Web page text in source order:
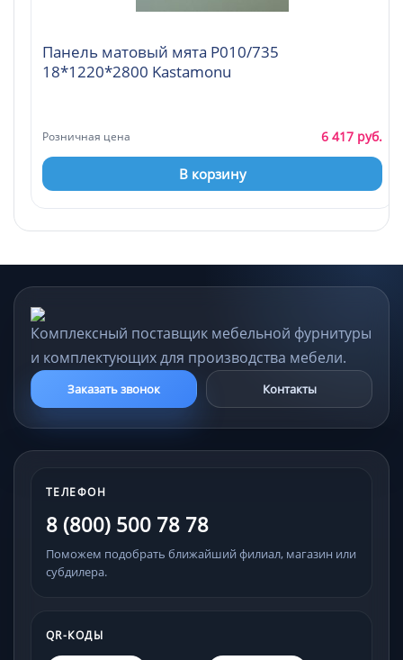
Панель матовый мята Р010/735
18*1220*2800 Kastamonu
Розничная цена 6 417 руб.
В корзину
Комплексный поставщик мебельной фурнитуры
и комплектующих для производства мебели.
Заказать звонок Контакты
ТЕЛЕФОН
8 (800) 500 78 78
Поможем подобрать ближайший филиал, магазин или
субдилера.
QR-КОДЫ